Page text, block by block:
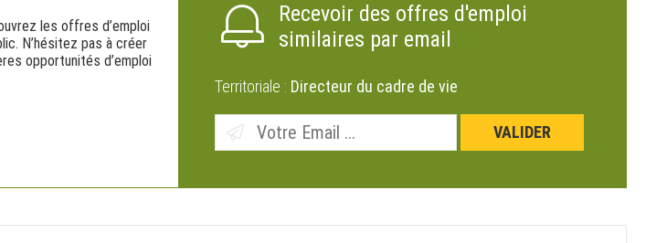
les offres d’emploi
N’hésitez pas à créer
opportunités d’emploi
Recevoir des offres d'emploi
similaires par email
Territoriale : Directeur du cadre de vie